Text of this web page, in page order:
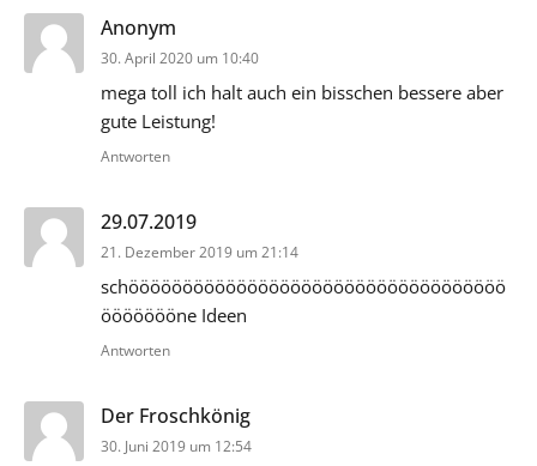
Anonym
30. April 2020 um 10:40
mega toll ich halt auch ein bisschen bessere aber
gute Leistung!
Antworten
29.07.2019
21. Dezember 2019 um 21:14
schööööööööööööööööööööööööööööööööööö
öööööööne Ideen
Antworten
Der Froschkönig
30. Juni 2019 um 12:54